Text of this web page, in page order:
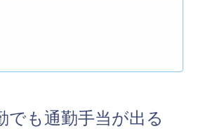
でも通勤手当が出る